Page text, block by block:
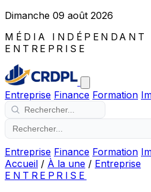
Dimanche 09 août 2026
MÉDIA INDÉPENDANT
ENTREPRISE
Entreprise Finance Formation
Entreprise Finance Formation
Accueil / À la une / Entreprise
ENTREPRISE